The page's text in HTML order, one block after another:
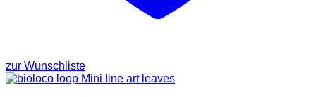
zur Wunschliste